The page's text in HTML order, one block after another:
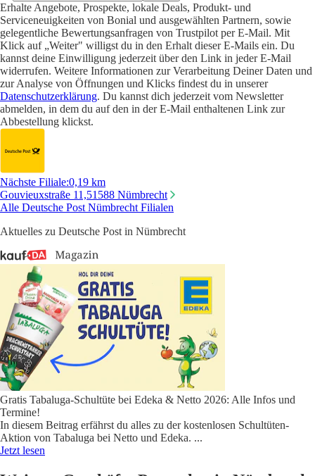
Erhalte Angebote, Prospekte, lokale Deals, Produkt- und
Serviceneuigkeiten von Bonial und ausgewählten Partnern, sowie
gelegentliche Bewertungsanfragen von Trustpilot per E-Mail. Mit
Klick auf „Weiter" willigst du in den Erhalt dieser E-Mails ein. Du
kannst deine Einwilligung jederzeit über den Link in jeder E-Mail
widerrufen. Weitere Informationen zur Verarbeitung Deiner Daten und
zur Analyse von Öffnungen und Klicks findest du in unserer
Datenschutzerklärung. Du kannst dich jederzeit vom Newsletter
abmelden, in dem du auf den in der E-Mail enthaltenen Link zur
Abbestellung klickst.
Nächste Filiale:0,19 km
Gouvieuxstraße 11,51588 Nümbrecht
Alle Deutsche Post Nümbrecht Filialen
Aktuelles zu Deutsche Post in Nümbrecht
Gratis Tabaluga-Schultüte bei Edeka & Netto 2026: Alle Infos und
Termine!
In diesem Beitrag erfährst du alles zu der kostenlosen Schultüten-
Aktion von Tabaluga bei Netto und Edeka. ...
Jetzt lesen